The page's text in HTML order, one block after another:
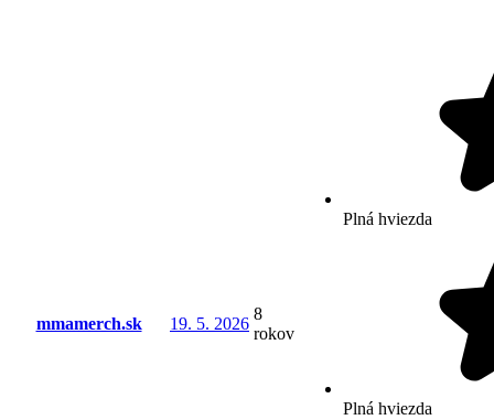
mmamerch.sk 19. 5. 2026
8
rokov
Plná hviezda
Plná hviezda